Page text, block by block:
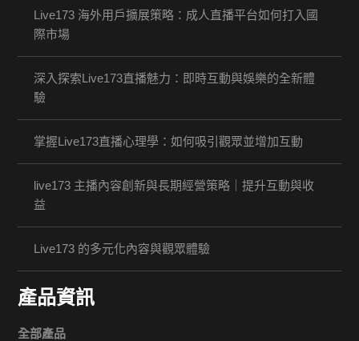
Live173 海外用戶擴展策略：成人直播平台如何打入國
際市場
深入探索Live173直播魅力：即時互動與娛樂的全新體
驗
掌握Live173直播心理學：如何吸引觀眾並增加互動
live173 主播內容創新與長期經營策略｜提升互動與收
益
Live173 的多元化內容與觀眾體驗
產品資訊
全部產品